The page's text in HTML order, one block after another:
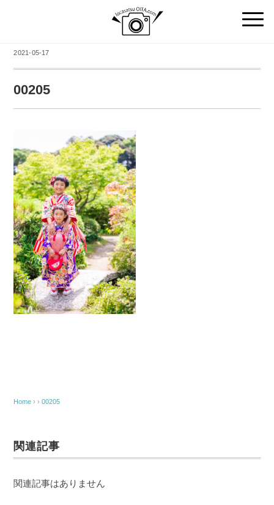
2021-05-17
00205
Home › ›00205
関連記事
関連記事はありません